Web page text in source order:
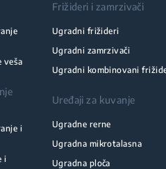
veša
i
i
Frižideri i zamrzivači
Ugradni frižideri
Ugradni zamrzivači
Ugradni kombinovani
Uređaji za kuvanje
Ugradne rerne
Ugradna mikrotalasna
Ugradna ploča